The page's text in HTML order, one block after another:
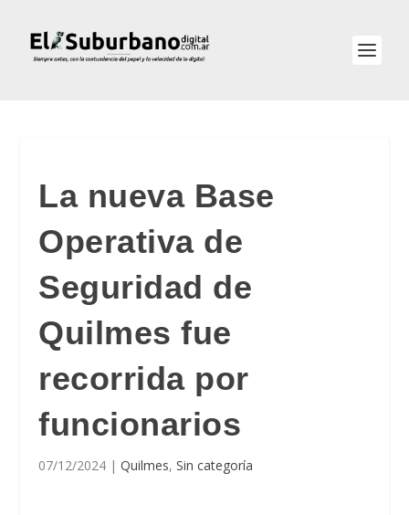
La nueva Base
Operativa de
Seguridad de
Quilmes fue
recorrida por
funcionarios
07/12/2024 |Quilmes,Sin categoría